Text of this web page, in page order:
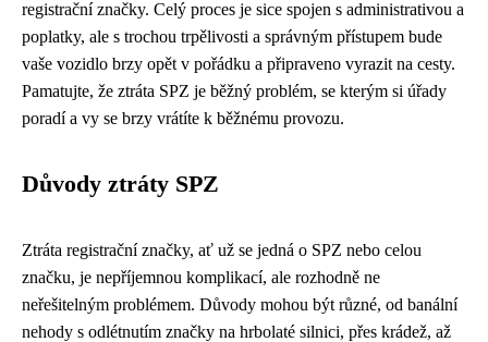
registrační značky. Celý proces je sice spojen s administrativou a
poplatky, ale s trochou trpělivosti a správným přístupem bude
vaše vozidlo brzy opět v pořádku a připraveno vyrazit na cesty.
Pamatujte, že ztráta SPZ je běžný problém, se kterým si úřady
poradí a vy se brzy vrátíte k běžnému provozu.
Důvody ztráty SPZ
Ztráta registrační značky, ať už se jedná o SPZ nebo celou
značku, je nepříjemnou komplikací, ale rozhodně ne
neřešitelným problémem. Důvody mohou být různé, od banální
nehody s odlétnutím značky na hrbolaté silnici, přes krádež, až